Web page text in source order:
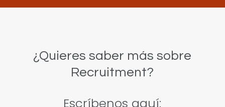
¿Quieres saber más sobre
Recruitment?
Escríbenos aquí: